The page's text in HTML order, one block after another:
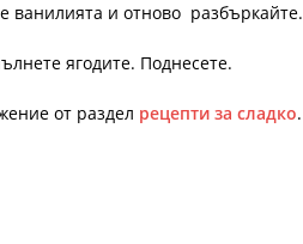
ванилията и отново разбъркайте.
ягодите. Поднесете.
от раздел рецепти за сладко.